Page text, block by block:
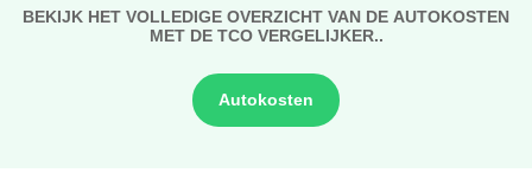
BEKIJK HET VOLLEDIGE OVERZICHT VAN DE AUTOKOSTEN
MET DE TCO VERGELIJKER..
Autokosten